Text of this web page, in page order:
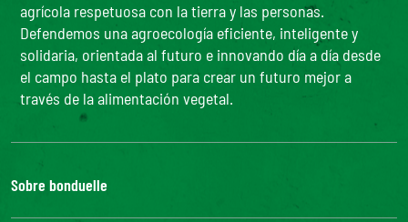
agrícola respetuosa con la tierra y las personas.
Defendemos una agroecología eficiente, inteligente y
solidaria, orientada al futuro e innovando día a día desde
el campo hasta el plato para crear un futuro mejor a
través de la alimentación vegetal.
Sobre bonduelle
Nuestra historia